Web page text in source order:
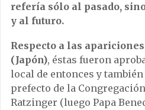
refería sólo al pasado,
y al futuro.
Respecto a las
(Japón), éstas fueron
local de entonces y
prefecto de la
Ratzinger (luego Papa